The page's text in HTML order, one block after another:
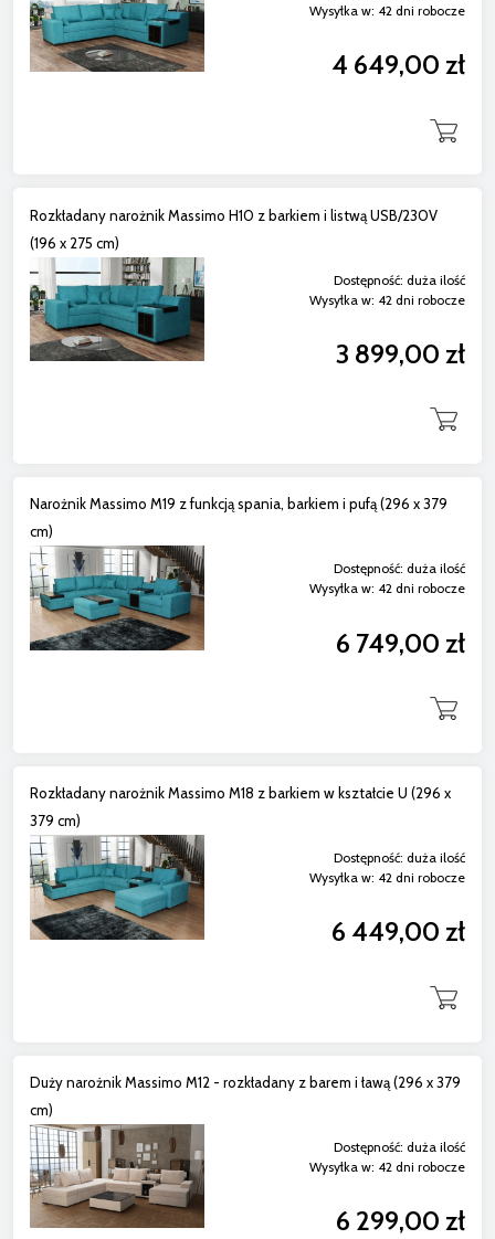
Wysyłka w: 42 dni robocze
4 649,00 zł
Rozkładany narożnik Massimo H10 z barkiem i listwą USB/230V
(196 x 275 cm)
Dostępność: duża ilość
Wysyłka w: 42 dni robocze
3 899,00 zł
Narożnik Massimo M19 z funkcją spania, barkiem i pufą (296 x 379
cm)
Dostępność: duża ilość
Wysyłka w: 42 dni robocze
6 749,00 zł
Rozkładany narożnik Massimo M18 z barkiem w kształcie U (296 x
379 cm)
Dostępność: duża ilość
Wysyłka w: 42 dni robocze
6 449,00 zł
Duży narożnik Massimo M12 - rozkładany z barem i ławą (296 x 379
cm)
Dostępność: duża ilość
Wysyłka w: 42 dni robocze
6 299,00 zł